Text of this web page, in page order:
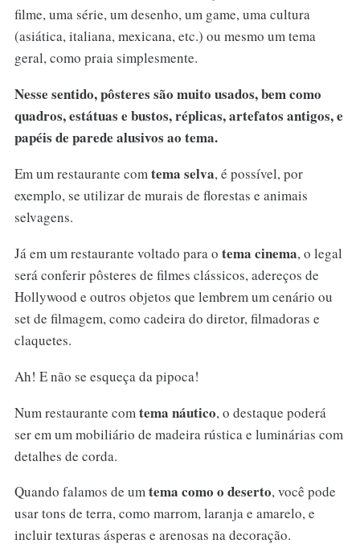
filme, uma série, um desenho, um game, uma cultura
(asiática, italiana, mexicana, etc.) ou mesmo um tema
geral, como praia simplesmente.
Nesse sentido, pôsteres são muito usados, bem como
quadros, estátuas e bustos, réplicas, artefatos antigos, e
papéis de parede alusivos ao tema.
Em um restaurante comtema selva, é possível, por
exemplo, se utilizar de murais de florestas e animais
selvagens.
Já em um restaurante voltado para o tema cinema, o legal
será conferir pôsteres de filmes clássicos, adereços de
Hollywood e outros objetos que lembrem um cenário ou
set de filmagem, como cadeira do diretor, filmadoras e
claquetes.
Ah! E não se esqueça da pipoca!
Num restaurante com tema náutico, o destaque poderá
ser em um mobiliário de madeira rústica e luminárias com
detalhes de corda.
Quando falamos de umtema como o deserto, você pode
usar tons de terra, como marrom, laranja e amarelo, e
incluir texturas ásperas e arenosas na decoração.